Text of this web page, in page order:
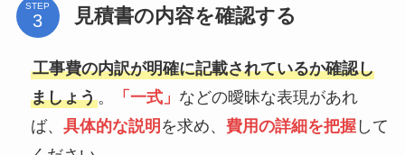
STEP 見積書の内容を確認する
工事費の内訳が明確に記載されているか確認し
ましょう。 「一式」 などの曖昧な表現があれ
ば、 具体的な説明 を求め、 費用の詳細を把握して